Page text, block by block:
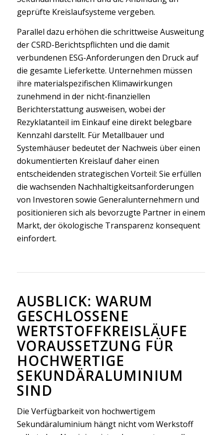
geprüfte Kreislaufsysteme vergeben.
Parallel dazu erhöhen die schrittweise Ausweitung
der CSRD-Berichtspflichten und die damit
verbundenen ESG-Anforderungen den Druck auf
die gesamte Lieferkette. Unternehmen müssen
ihre materialspezifischen Klimawirkungen
zunehmend in der nicht-finanziellen
Berichterstattung ausweisen, wobei der
Rezyklatanteil im Einkauf eine direkt belegbare
Kennzahl darstellt. Für Metallbauer und
Systemhäuser bedeutet der Nachweis über einen
dokumentierten Kreislauf daher einen
entscheidenden strategischen Vorteil: Sie erfüllen
die wachsenden Nachhaltigkeitsanforderungen
von Investoren sowie Generalunternehmern und
positionieren sich als bevorzugte Partner in einem
Markt, der ökologische Transparenz konsequent
einfordert.
AUSBLICK: WARUM
GESCHLOSSENE
WERTSTOFFKREISLÄUFE
VORAUSSETZUNG FÜR
HOCHWERTIGE
SEKUNDÄRALUMINIUM
SIND
Die Verfügbarkeit von hochwertigem
Sekundäraluminium hängt nicht vom Werkstoff